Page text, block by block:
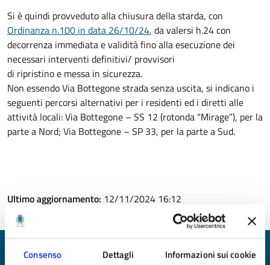
Consenso Dettagli Informazioni sui cookie
Si è quindi provveduto alla chiusura della starda, con
Ordinanza n.100 in data 26/10/24, da valersi h.24 con
decorrenza immediata e validità fino alla esecuzione dei
necessari interventi definitivi/ provvisori
di ripristino e messa in sicurezza.
Non essendo Via Bottegone strada senza uscita, si indicano i
seguenti percorsi alternativi per i residenti ed i diretti alle
attività locali: Via Bottegone – SS 12 (rotonda “Mirage”), per la
parte a Nord; Via Bottegone – SP 33, per la parte a Sud.
Ultimo aggiornamento: 12/11/2024 16:12
Quanto sono chiare le informazioni su questa